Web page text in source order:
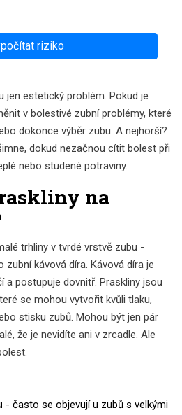
riziko
jen estetický problém. Pokud je
v bolestivé zubní problémy, které
dokonce výběr zubu. A nejhorší?
dokud nezačnou cítit bolest při
nebo studené potraviny.
na
trhliny v tvrdé vrstvě zubu -
kávová díra. Kávová díra je
a postupuje dovnitř. Praskliny jsou
se mohou vytvořit kvůli tlaku,
stisku zubů. Mohou být jen pár
že je nevidíte ani v zrcadle. Ale
- často se objevují u zubů s velkými